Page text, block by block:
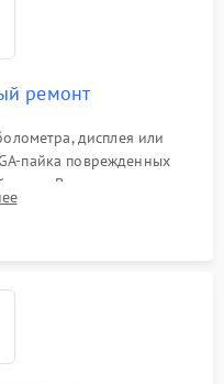
ремонт
дисплея или
пайка поврежденных
Восстановление
элементов